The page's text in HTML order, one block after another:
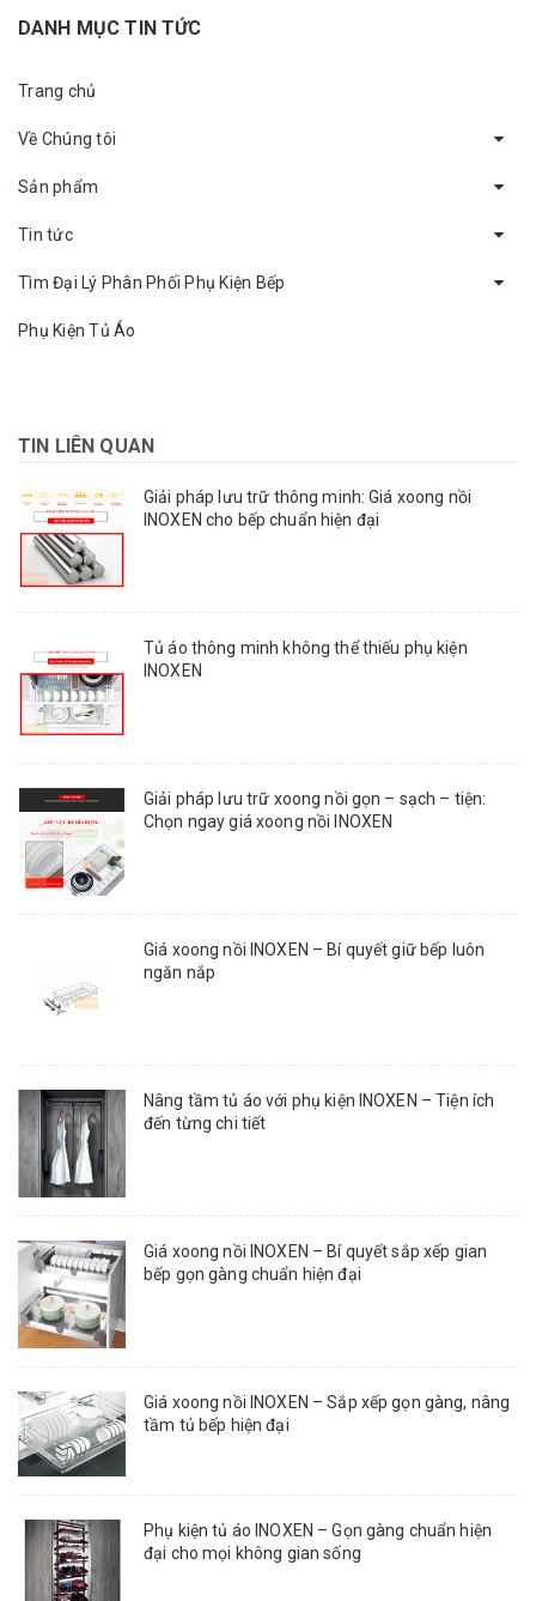
DANH MỤC TIN TỨC
Trang chủ
Về Chúng tôi
Sản phẩm
Tin tức
Tìm Đại Lý Phân Phối Phụ Kiện Bếp
Phụ Kiện Tủ Áo
TIN LIÊN QUAN
Giải pháp lưu trữ thông minh: Giá xoong nồi
INOXEN cho bếp chuẩn hiện đại
Tủ áo thông minh không thể thiếu phụ kiện
INOXEN
Giải pháp lưu trữ xoong nồi gọn – sạch – tiện:
Chọn ngay giá xoong nồi INOXEN
Giá xoong nồi INOXEN – Bí quyết giữ bếp luôn
ngăn nắp
Nâng tầm tủ áo với phụ kiện INOXEN – Tiện ích
đến từng chi tiết
Giá xoong nồi INOXEN – Bí quyết sắp xếp gian
bếp gọn gàng chuẩn hiện đại
Giá xoong nồi INOXEN – Sắp xếp gọn gàng, nâng
tầm tủ bếp hiện đại
Phụ kiện tủ áo INOXEN – Gọn gàng chuẩn hiện
đại cho mọi không gian sống